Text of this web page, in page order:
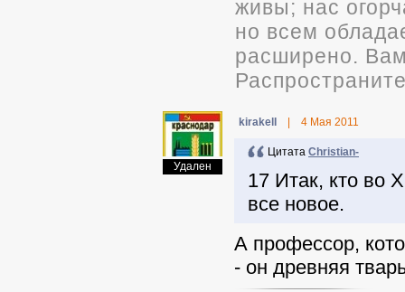
живы; нас
но всем
расширено.
Удален
kirakelI 4 Мая 2011
Цитата Christian-
17 Итак, кто во
все новое.
А профессор,
- он древняя